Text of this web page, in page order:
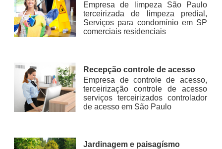
Empresa de limpeza São Paulo
terceirizada de limpeza predial,
Serviços para condomínio em SP
comerciais residenciais
Recepção controle de acesso
Empresa de controle de acesso,
terceirização controle de acesso
serviços terceirizados controlador
de acesso em São Paulo
Jardinagem e paisagísmo